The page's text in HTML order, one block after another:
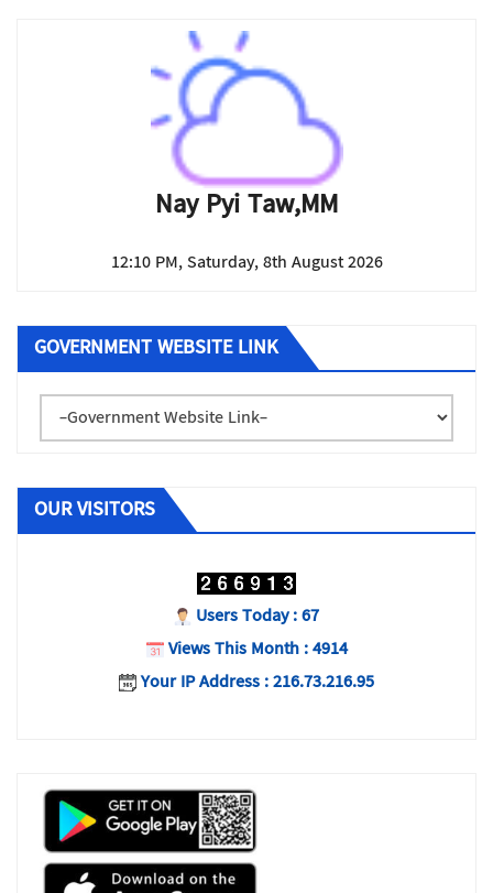
Nay Pyi Taw,MM
12:10 PM, Saturday, 8th August 2026
GOVERNMENT WEBSITE LINK
OUR VISITORS
Users Today : 67
Views This Month : 4914
Your IP Address : 216.73.216.95